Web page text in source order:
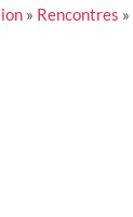
» Rencontres »